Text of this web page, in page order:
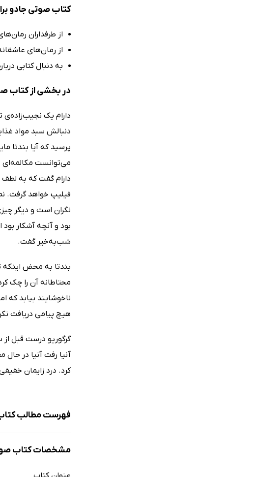
کتاب صوتی جادو
از طرفداران
از رمان‌های
به دنبال کتابی
در بخشی از کتاب
دارام یک نجیب‌زاده‌ی
دنبالش سبد مواد
پرسید که آیا بندتا
می‌توانست مکالمه‌ای
دارام گفت که به
فیلیپ خواهد گرفت.
نگران است و دیگر
بود و آنچه آشکار
شب‌به‌خیر گفت.
بندتا به محض
محتاطانه آن را چک
هیچ پیامی دریافت
آنیا رفت آنیا در
کرد. درد زایمان
فهرست مطالب
نمونه
مشخصات کتاب